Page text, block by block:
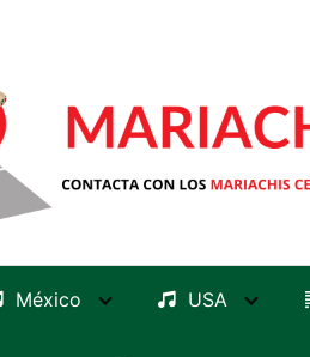
México USA